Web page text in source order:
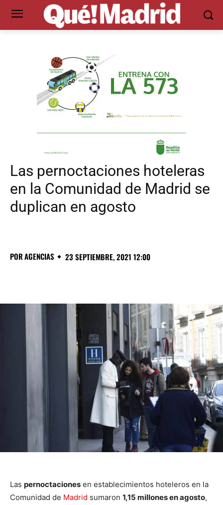
Las pernoctaciones hoteleras
en la Comunidad de Madrid se
duplican en agosto
PORAGENCIAS 23 SEPTIEMBRE, 2021 12:00
Las pernoctaciones en establecimientos hoteleros en la
Comunidad de Madrid sumaron 1,15 millones en agosto,